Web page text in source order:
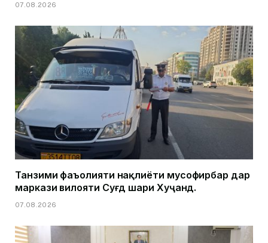
07.08.2026
Танзими фаъолияти нақлиёти мусофирбар дар
маркази вилояти Суғд шаҳри Хуҷанд.
07.08.2026